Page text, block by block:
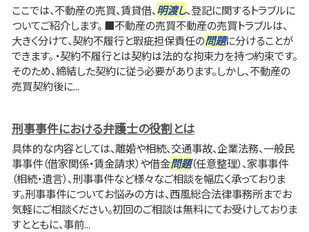
ここでは、不動産の売買、賃貸借、明渡し、登記に関するトラブルに
ついてご紹介します。 ■不動産の売買不動産の売買トラブルは、
大きく分けて、契約不履行と瑕疵担保責任の問題に分けることが
できます。 ・契約不履行とは契約は法的な拘束力を持つ約束です。
そのため、締結した契約に従う必要があります。しかし、不動産の
売買契約後に...
刑事事件における弁護士の役割とは
具体的な内容としては、離婚や相続、交通事故、企業法務、一般民
事事件（借家関係・賃金請求）や借金問題（任意整理）、家事事件
（相続・遺言）、刑事事件など様々なご相談を幅広く承っておりま
す。刑事事件についてお悩みの方は、西風総合法律事務所までお
気軽にご相談ください。初回のご相談は無料にてお受けしておりま
すとともに、事前...